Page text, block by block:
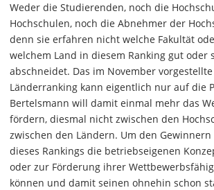
Weder die Studierenden, noch die
Hochschulen, noch die Abnehmer der
denn sie erfahren nicht welche Fakultät
welchem Land in diesem Ranking gut oder
abschneidet. Das im November vorgestellte
Länderranking kann eigentlich nur auf die
Bertelsmann will damit einmal mehr das
fördern, diesmal nicht zwischen den
zwischen den Ländern. Um den
dieses Rankings die betriebseigenen
oder zur Förderung ihrer
können und damit seinen ohnehin schon